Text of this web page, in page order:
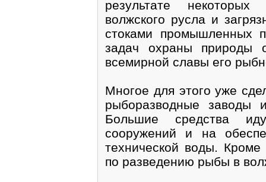
результате
волжского русла и
стоками промышленных
задач охраны природы
всемирной славы его
Многое для этого уже
рыборазводные заводы
Большие средства
сооружений и на
технической воды. Кроме
по разведению рыбы в